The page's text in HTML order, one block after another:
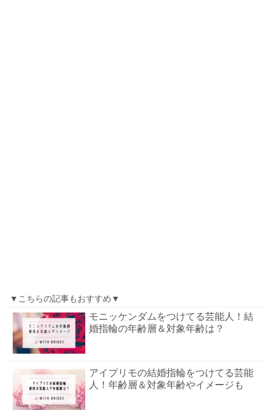
▼こちらの記事もおすすめ▼
モニッケンダムをつけてる芸能人！結
婚指輪の年齢層＆対象年齢は？
アイプリモの結婚指輪をつけてる芸能
人！年齢層＆対象年齢やイメージも